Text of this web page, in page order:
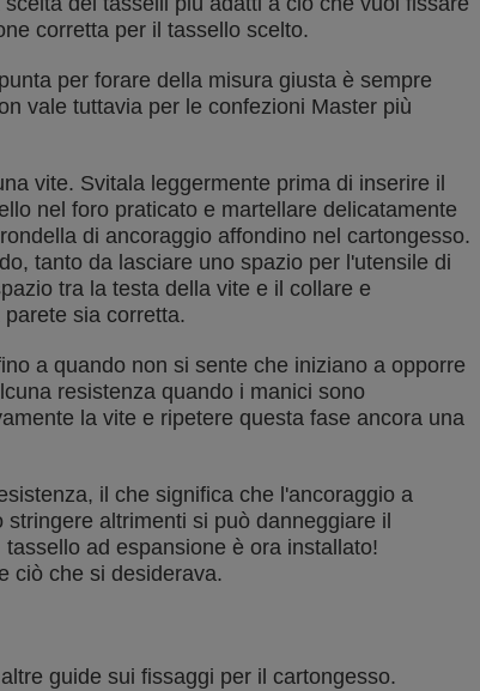
corretta per il tassello scelto.
per forare della misura giusta è sempre
vale tuttavia per le confezioni Master più
vite. Svitala leggermente prima di inserire il
nel foro praticato e martellare delicatamente
di ancoraggio affondino nel cartongesso.
tanto da lasciare uno spazio per l'utensile di
tra la testa della vite e il collare e
sia corretta.
a quando non si sente che iniziano a opporre
resistenza quando i manici sono
la vite e ripetere questa fase ancora una
il che significa che l'ancoraggio a
altrimenti si può danneggiare il
ad espansione è ora installato!
ciò che si desiderava.
guide sui fissaggi per il cartongesso.